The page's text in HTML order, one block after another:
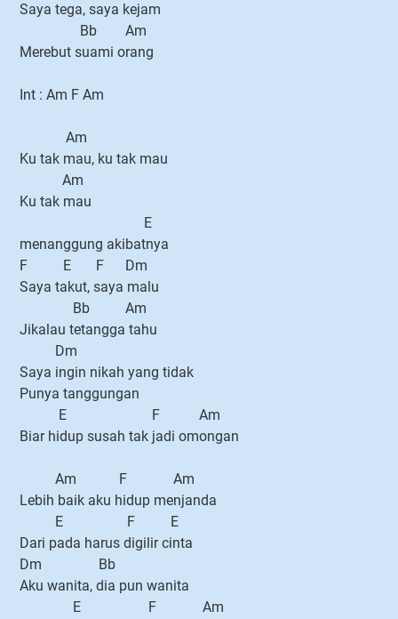
Saya tega, saya kejam
Bb Am
Merebut suami orang
Int : Am F Am
Am
Ku tak mau, ku tak mau
Am
Ku tak mau
E
menanggung akibatnya
F E F Dm
Saya takut, saya malu
Bb Am
Jikalau tetangga tahu
Dm
Saya ingin nikah yang tidak
Punya tanggungan
E F Am
Biar hidup susah tak jadi omongan
Am F Am
Lebih baik aku hidup menjanda
E F E
Dari pada harus digilir cinta
Dm Bb
Aku wanita, dia pun wanita
E F Am